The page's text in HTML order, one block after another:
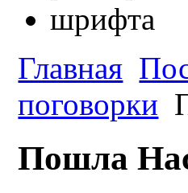
Главная
поговорки
Пошла